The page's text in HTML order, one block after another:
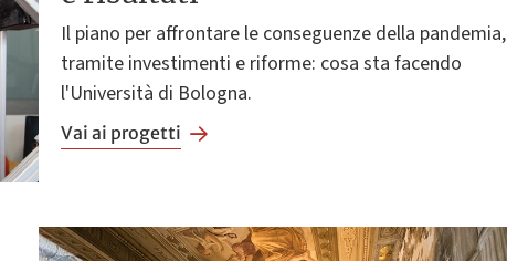
Il piano per affrontare le conseguenze della pandemia,
tramite investimenti e riforme: cosa sta facendo
l'Università di Bologna.
Vai ai progetti